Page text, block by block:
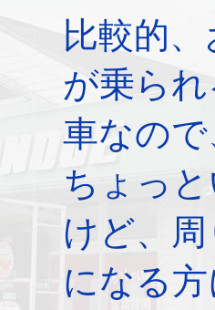
比較的
が乗ら
車なので
ちょっ
けど、
になる